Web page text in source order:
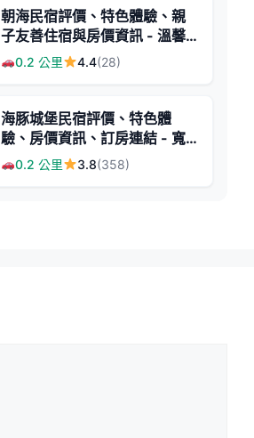
朝海民宿評價、特色體驗、親
子友善住宿與房價資訊 - 溫馨
家庭旅遊首選
0.2 公里 4.4(28)
海豚城堡民宿評價、特色體
驗、房價資訊、訂房連結 - 寬
敞空間與親子遊樂
0.2 公里 3.8(358)